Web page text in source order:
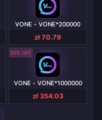
VONE - VONE*200000
zł 70.79
20% OFF
VONE - VONE*1000000
zł 354.03